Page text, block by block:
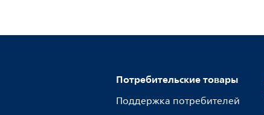
Потребительские товары
Поддержка потребителей